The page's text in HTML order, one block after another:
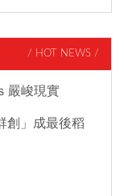
/ HOT NEWS /
嚴峻現實
創」成最後稻